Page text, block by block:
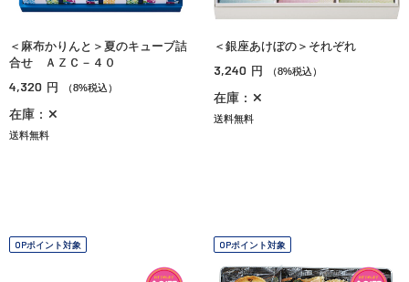
＜麻布かりんと＞夏のキューブ詰
合せ ＡＺＣ－４０
4,320 円 （8%税込）
在庫：✕
送料無料
＜銀座あけぼの＞それぞれ
3,240 円 （8%税込）
在庫：✕
送料無料
OPポイント対象 OPポイント対象